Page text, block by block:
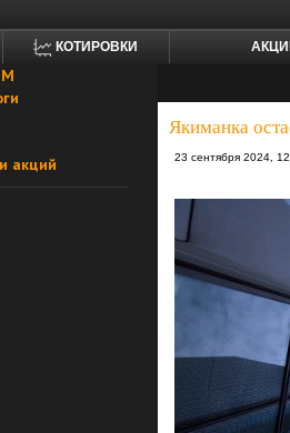
КОТИРОВКИ
акций
Якиманка
23 сентября 2024,